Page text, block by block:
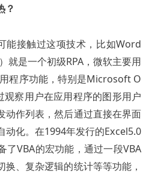
？
能接触过这项技术，比如Word
就是一个初级RPA，微软主要用
程序功能，特别是Microsoft O
观察用户在应用程序的图形用户
动作列表，然后通过直接在界面
化。 在1994年发行的Excel5.0
了VBA的宏功能，通过一段VBA
、复杂逻辑的统计等等功能，